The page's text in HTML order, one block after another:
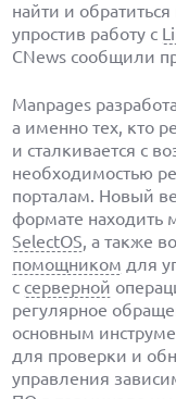
найти и
упростив работу с
CNews сообщили
Manpages
а именно тех, кто
и сталкивается с
необходимостью
порталам. Новый
формате находить
SelectOS, а также
помощником для
с серверной
регулярное
основным
для проверки и
управления